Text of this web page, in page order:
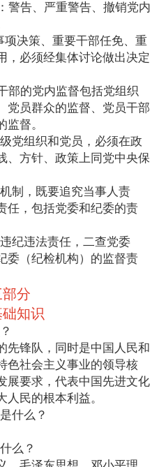
警告、严重警告、撤销党内
项决策、重要干部任免、重
，必须经集体讨论做出决定
部的党内监督包括党组织
党员群众的监督、党员干部
督。
党组织和党员，必须在政
、方针、政策上同党中央保
制，既要追究当事人责
任，包括党委和纪委的责
纪违法责任，二查党委
委（纪检机构）的监督责
分
知识
先锋队，同时是中国人民和
色社会主义事业的领导核
展要求，代表中国先进文化
民的根本利益。
什么？
么？